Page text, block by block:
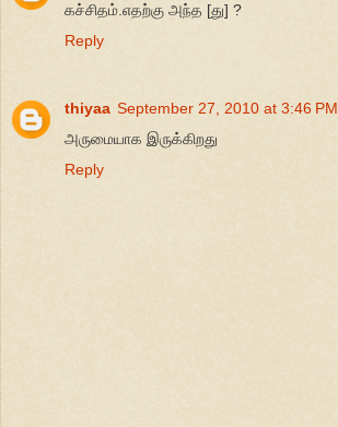
கச்சிதம்.எதற்கு அந்த [து] ?
Reply
thiyaa September 27, 2010 at 3:46 PM
அருமையாக இருக்கிறது
Reply